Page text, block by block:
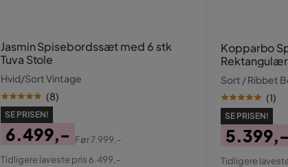
Jasmin Spisebordssæt med 6 stk
Tuva Stole
Hvid/Sort Vintage
(8)
SE PRISEN!
Pris
6.499,-
Original
Før7.999,-
Tidligere laveste pris 6.499,-
Kopparbo
Stole
Sort / Ribbet
(1)
SE PRISEN!
Pris
5.399,-
Original
Tidligere